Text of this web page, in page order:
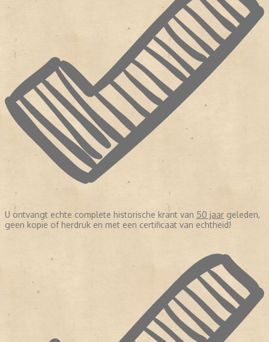
U ontvangt echte complete historische krant van 50 jaar geleden,
geen kopie of herdruk en met een certificaat van echtheid!